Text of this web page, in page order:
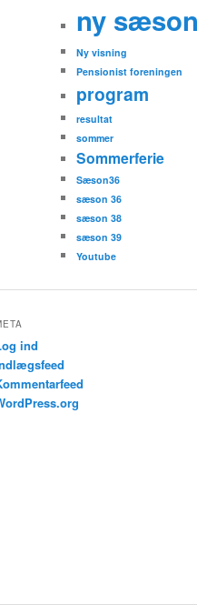
ny sæson
Ny visning
Pensionist foreningen
program
resultat
sommer
Sommerferie
Sæson36
sæson 36
sæson 38
sæson 39
Youtube
ind